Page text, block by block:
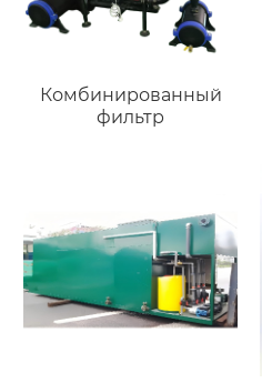
Комбинированный
фильтр